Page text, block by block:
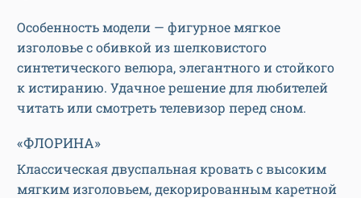
Особенность модели — фигурное мягкое
изголовье с обивкой из шелковистого
синтетического велюра, элегантного и стойкого
к истиранию. Удачное решение для любителей
читать или смотреть телевизор перед сном.
«ФЛОРИНА»
Классическая двуспальная кровать с высоким
мягким изголовьем, декорированным каретной